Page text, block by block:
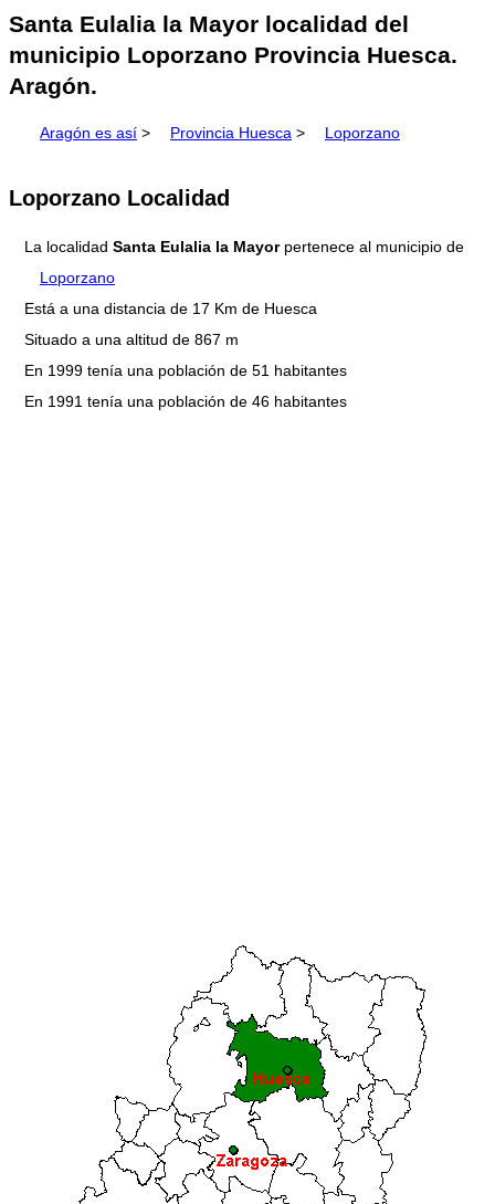
Santa Eulalia la Mayor localidad del
municipio Loporzano Provincia Huesca.
Aragón.
Aragón es así > Provincia Huesca > Loporzano
Loporzano Localidad
La localidad Santa Eulalia la Mayorpertenece al municipio de
Loporzano
Está a una distancia de 17 Km de Huesca
Situado a una altitud de 867 m
En 1999 tenía una población de 51 habitantes
En 1991 tenía una población de 46 habitantes